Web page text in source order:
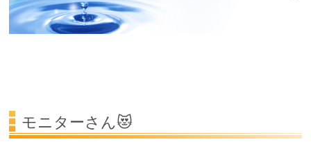
コース紹介
歌うことの効果
モニターさん😻